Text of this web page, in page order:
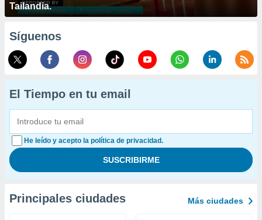
Tailandia.
Síguenos
El Tiempo en tu email
He leído y acepto la política de privacidad.
Principales ciudades Más ciudades